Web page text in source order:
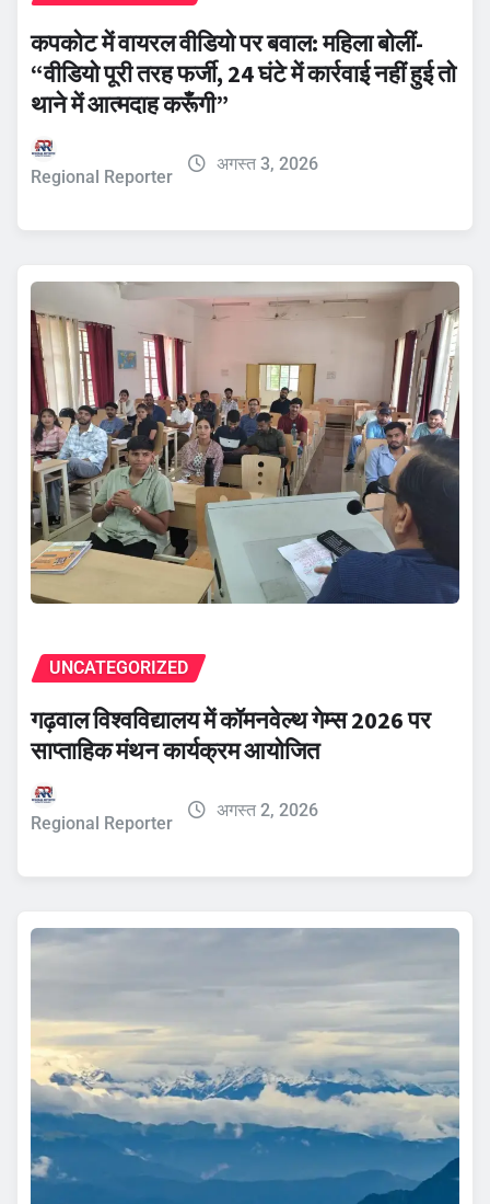
कपकोट में वायरल वीडियो पर बवाल: महिला बोलीं-
“वीडियो पूरी तरह फर्जी, 24 घंटे में कार्रवाई नहीं हुई तो
थाने में आत्मदाह करूँगी”
Regional Reporter
अगस्त 3, 2026
UNCATEGORIZED
गढ़वाल विश्वविद्यालय में कॉमनवेल्थ गेम्स 2026 पर
साप्ताहिक मंथन कार्यक्रम आयोजित
Regional Reporter
अगस्त 2, 2026